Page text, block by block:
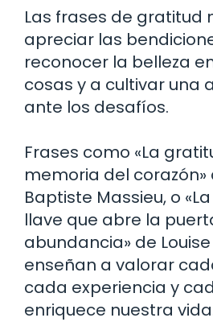
Las frases de gratitud
apreciar las
reconocer la belleza
cosas y a cultivar una
ante los desafíos.
Frases como «La
memoria del corazón»
Baptiste Massieu, o
llave que abre la
abundancia» de
enseñan a valorar
cada experiencia y
enriquece nuestra